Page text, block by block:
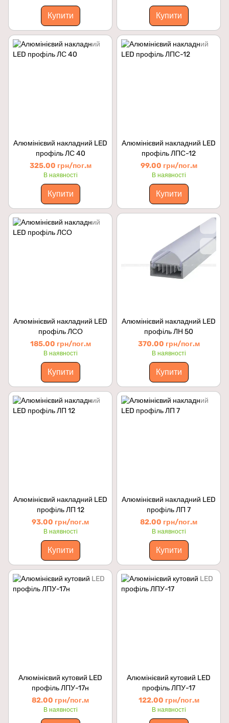
Купити Купити
Алюмінієвий накладний LED
профіль ЛС 40
325.00 грн/пог.м
В наявності
Купити
Алюмінієвий накладний LED
профіль ЛПС-12
99.00 грн/пог.м
В наявності
Купити
Алюмінієвий накладний LED
профіль ЛСО
185.00 грн/пог.м
В наявності
Купити
Алюмінієвий накладний LED
профіль ЛН 50
370.00 грн/пог.м
В наявності
Купити
Алюмінієвий накладний LED
профіль ЛП 12
93.00 грн/пог.м
В наявності
Купити
Алюмінієвий накладний LED
профіль ЛП 7
82.00 грн/пог.м
В наявності
Купити
Алюмінієвий кутовий LED
профіль ЛПУ-17н
82.00 грн/пог.м
В наявності
Алюмінієвий кутовий LED
профіль ЛПУ-17
122.00 грн/пог.м
В наявності